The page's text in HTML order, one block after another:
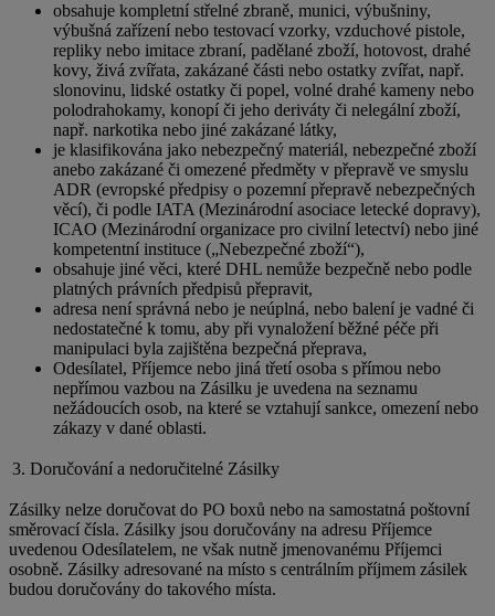
obsahuje kompletní střelné zbraně, munici, výbušniny,
výbušná zařízení nebo testovací vzorky, vzduchové pistole,
repliky nebo imitace zbraní, padělané zboží, hotovost, drahé
kovy, živá zvířata, zakázané části nebo ostatky zvířat, např.
slonovinu, lidské ostatky či popel, volné drahé kameny nebo
polodrahokamy, konopí či jeho deriváty či nelegální zboží,
např. narkotika nebo jiné zakázané látky,
je klasifikována jako nebezpečný materiál, nebezpečné zboží
anebo zakázané či omezené předměty v přepravě ve smyslu
ADR (evropské předpisy o pozemní přepravě nebezpečných
věcí), či podle IATA (Mezinárodní asociace letecké dopravy),
ICAO (Mezinárodní organizace pro civilní letectví) nebo jiné
kompetentní instituce („Nebezpečné zboží“),
obsahuje jiné věci, které DHL nemůže bezpečně nebo podle
platných právních předpisů přepravit,
adresa není správná nebo je neúplná, nebo balení je vadné či
nedostatečné k tomu, aby při vynaložení běžné péče při
manipulaci byla zajištěna bezpečná přeprava,
Odesílatel, Příjemce nebo jiná třetí osoba s přímou nebo
nepřímou vazbou na Zásilku je uvedena na seznamu
nežádoucích osob, na které se vztahují sankce, omezení nebo
zákazy v dané oblasti.
3. Doručování a nedoručitelné Zásilky
Zásilky nelze doručovat do PO boxů nebo na samostatná poštovní
směrovací čísla. Zásilky jsou doručovány na adresu Příjemce
uvedenou Odesílatelem, ne však nutně jmenovanému Příjemci
osobně. Zásilky adresované na místo s centrálním příjmem zásilek
budou doručovány do takového místa.